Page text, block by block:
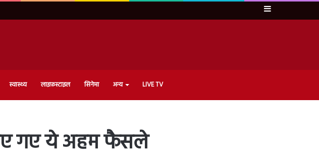
Sidebar
स्वास्थ्य लाइफ़स्टाइल सिनेमा अन्य LIVE TV
गए ये अहम फैसले